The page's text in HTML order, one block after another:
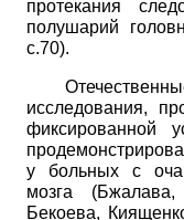
протекания
полушарий
с.70).
исследования,
фиксированной
у больных с
мозга
Бекоева,